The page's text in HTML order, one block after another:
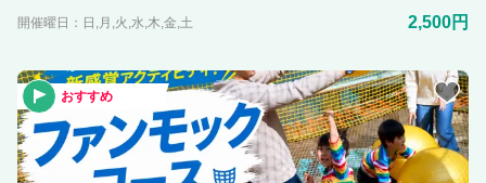
開催曜日：日,月,火,水,木,金,土 2,500円
おすすめ